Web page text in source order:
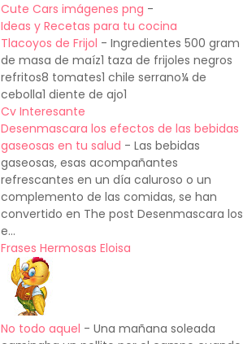
Cute Cars imágenes png -
Ideas y Recetas para tu cocina
Tlacoyos de Frijol - Ingredientes 500 gram
de masa de maíz1 taza de frijoles negros
refritos8 tomates1 chile serrano¼ de
cebolla1 diente de ajo1
Cv Interesante
Desenmascara los efectos de las bebidas
gaseosas en tu salud - Las bebidas
gaseosas, esas acompañantes
refrescantes en un día caluroso o un
complemento de las comidas, se han
convertido en The post Desenmascara los
e...
Frases Hermosas Eloisa
No todo aquel - Una mañana soleada